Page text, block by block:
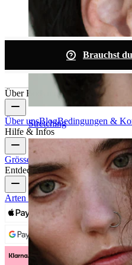
Stretching
Brauchst
Über Bodymod
Über unsBlogBedingungen &
Hilfe & Infos
GrössenhilfeBestellung verfolgen
Entdecke
Arten von Piercings Materialien